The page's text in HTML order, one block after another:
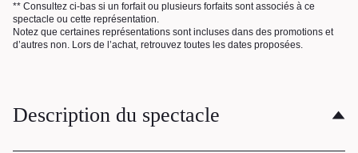
RECHERCHE
** Consultez ci-bas si un forfait ou plusieurs forfaits sont associés à ce
spectacle ou cette représentation.
Notez que certaines représentations sont incluses dans des promotions et
d’autres non. Lors de l’achat, retrouvez toutes les dates proposées.
Description du spectacle